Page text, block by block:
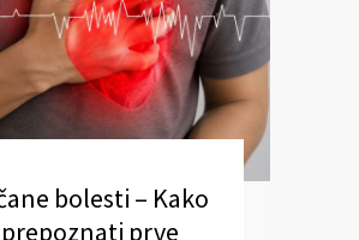
bolesti – Kako
prepoznati prve